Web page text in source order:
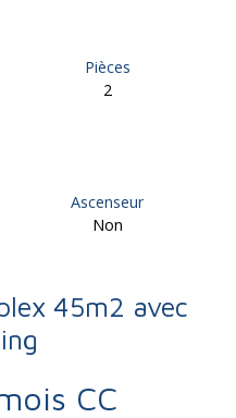
Pièces
2
Ascenseur
Non
45m2 avec
CC